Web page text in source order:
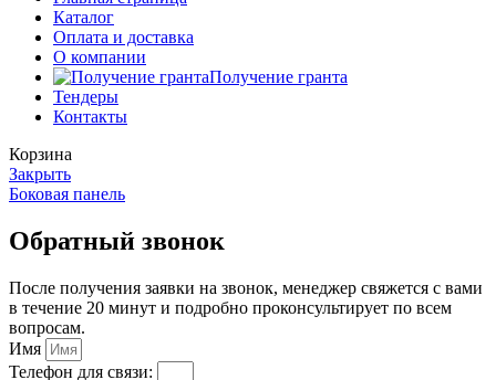
Каталог
Оплата и доставка
О компании
Получение гранта
Тендеры
Контакты
Корзина
Закрыть
Боковая панель
Обратный звонок
После получения заявки на звонок, менеджер свяжется с вами
в течение 20 минут и подробно проконсультирует по всем
вопросам.
Имя
Телефон для связи: